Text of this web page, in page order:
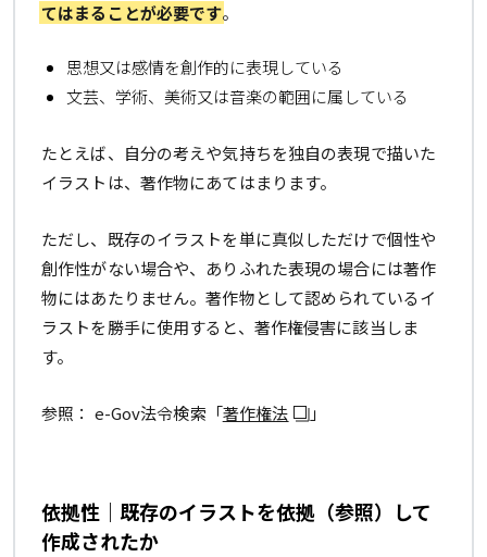
てはまることが必要です。
思想又は感情を創作的に表現している
文芸、学術、美術又は音楽の範囲に属している
たとえば、自分の考えや気持ちを独自の表現で描いた
イラストは、著作物にあてはまります。
ただし、既存のイラストを単に真似しただけで個性や
創作性がない場合や、ありふれた表現の場合には著作
物にはあたりません。著作物として認められているイ
ラストを勝手に使用すると、著作権侵害に該当しま
す。
参照： e-Gov法令検索「著作権法 」
依拠性｜既存のイラストを依拠（参照）して
作成されたか